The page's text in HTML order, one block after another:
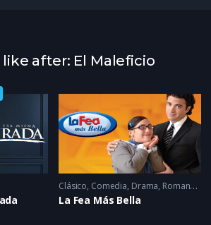
like after: El Maleficio
Clásico, Comedia, Drama, Romance
La Fea Más Bella